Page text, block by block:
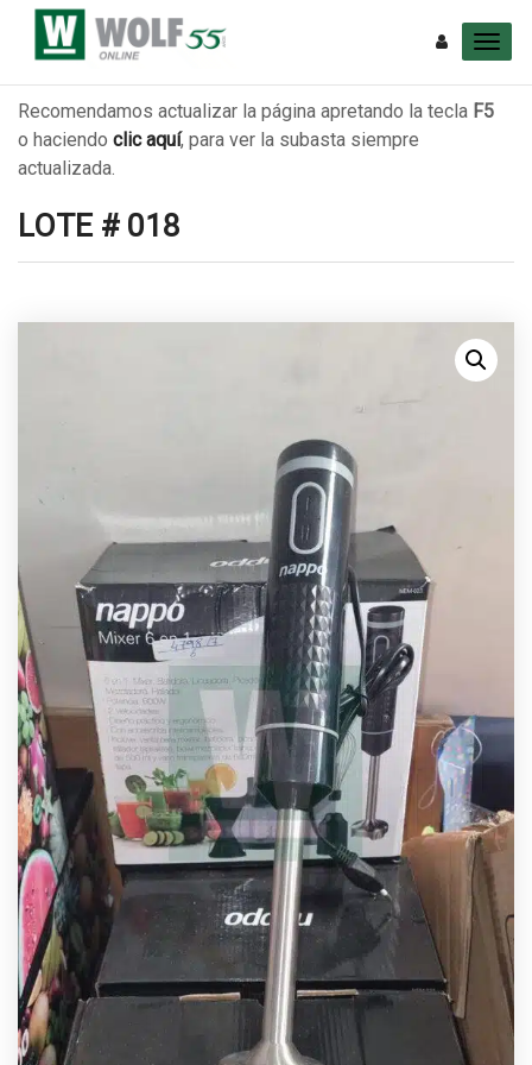
Recomendamos actualizar la página apretando la tecla F5
o haciendo clic aquí, para ver la subasta siempre
actualizada.
LOTE # 018